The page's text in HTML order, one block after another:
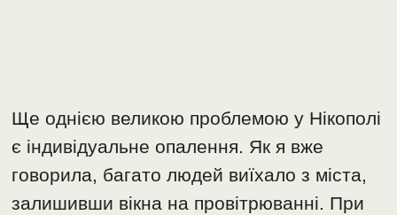
Ще однією великою проблемою у Нікополі
є індивідуальне опалення. Як я вже
говорила, багато людей виїхало з міста,
залишивши вікна на провітрюванні. При